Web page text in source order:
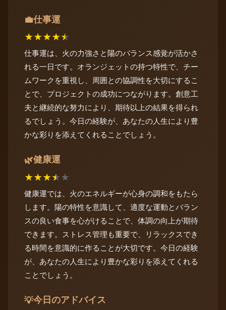
💼仕事運
★★★★★
仕事運は、火の力強さと陽のバランス感覚が活かさ
れる一日です。オランジェットの持つ特性で、チー
ムワークを重視し、周囲との協調性を大切にするこ
とで、プロジェクトの成功につながります。創意工
夫と継続的な努力により、期待以上の結果を得られ
るでしょう。今日の経験が、あなたの人生により豊
かな彩りを添えてくれることでしょう。
🌿健康運
★★★★★
健康運では、火のエネルギーが心身の調和をもたら
します。陽の特性を意識して、適度な運動とバラン
スの良い食事を心がけることで、体調の向上が期待
できます。ストレス管理も重要で、リラックスでき
る時間を意識的に作ることが大切です。今日の経験
が、あなたの人生により豊かな彩りを添えてくれる
ことでしょう。
💡今日のアドバイス